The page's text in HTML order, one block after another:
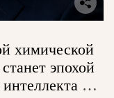
химической
эпохой
и